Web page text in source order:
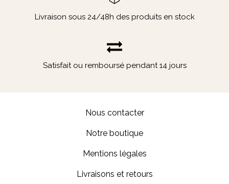
Livraison sous 24/48h des produits en stock
Satisfait ou remboursé pendant 14 jours
Nous contacter
Notre boutique
Mentions légales
Livraisons et retours